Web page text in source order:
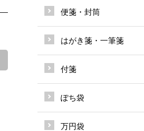
便箋・封筒
はがき箋・一筆箋
付箋
ぽち袋
万円袋